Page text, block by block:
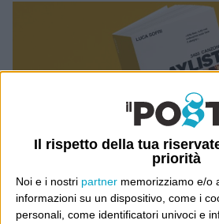
Il rispetto della tua
priorità
Noi e i nostri partner memorizziamo e/o
informazioni su un dispositivo, come i
personali, come identificatori univoci e